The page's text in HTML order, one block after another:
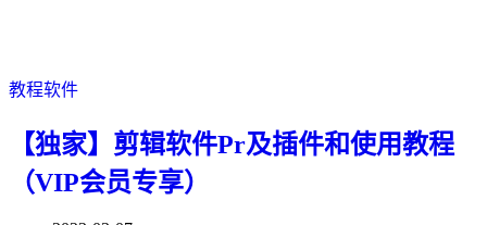
教程软件
【独家】剪辑软件Pr及插件和使用教程
（VIP会员专享）